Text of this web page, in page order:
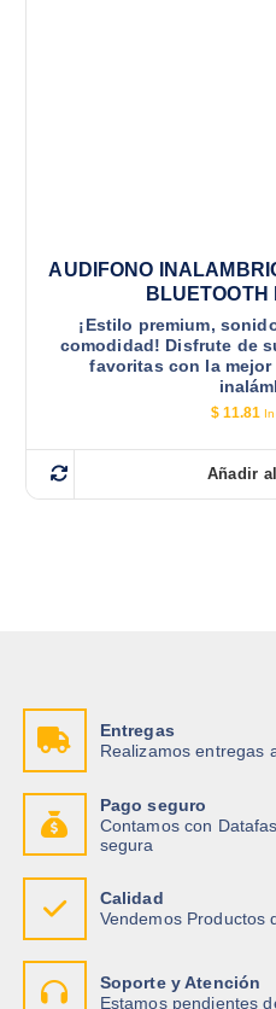
AUDIFONO
BLUETOOTH
¡Estilo premium,
comodidad! Disfrute de
favoritas con la
$ 11.81
Añadir
Entregas
Realizamos entregas
Pago seguro
Contamos con
segura
Calidad
Vendemos Productos
Soporte y Atención
Estamos pendientes